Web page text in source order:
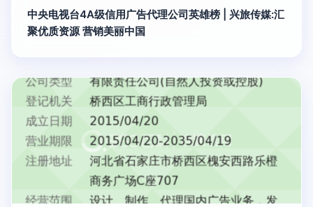
中央电视台4A级信用广告代理公司英雄榜 | 兴旅传媒:汇
聚优质资源 营销美丽中国